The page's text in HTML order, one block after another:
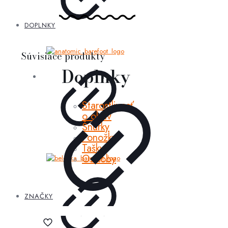
DOPLNKY
Doplnky
Starostlivosť
o obuv
Šnúrky
Ponožky
Tašky
Ozdoby
ZNAČKY
Súvisiace produkty